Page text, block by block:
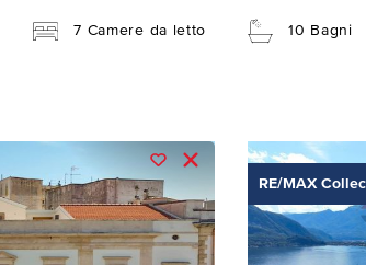
7 Camere da letto 10 Bagni
RE/MAX